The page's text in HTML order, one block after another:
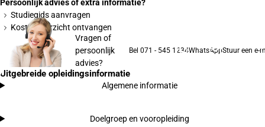
Persoonlijk advies of extra informatie?
Studiegids aanvragen
Kostenoverzicht ontvangen
Vragen of
persoonlijk
advies?
Bel 071 - 545 1234WhatsAppStuur een e-
Uitgebreide opleidingsinformatie
Algemene informatie
Doelgroep en vooropleiding